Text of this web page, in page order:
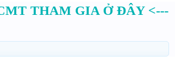
THAM GIA Ở ĐÂY <---